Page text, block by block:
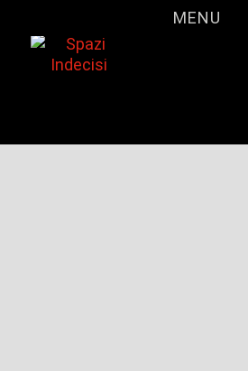
MENU
LISTINGS